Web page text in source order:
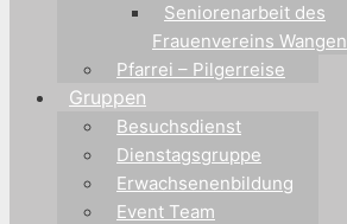
Seniorenarbeit des
Frauenvereins Wangen
Pfarrei – Pilgerreise
Gruppen
Besuchsdienst
Dienstagsgruppe
Erwachsenenbildung
Event Team